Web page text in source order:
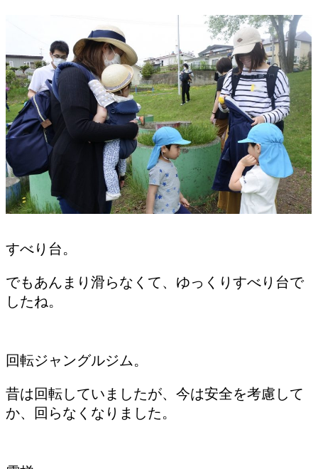
すべり台。
でもあんまり滑らなくて、ゆっくりすべり台で
したね。
回転ジャングルジム。
昔は回転していましたが、今は安全を考慮して
か、回らなくなりました。